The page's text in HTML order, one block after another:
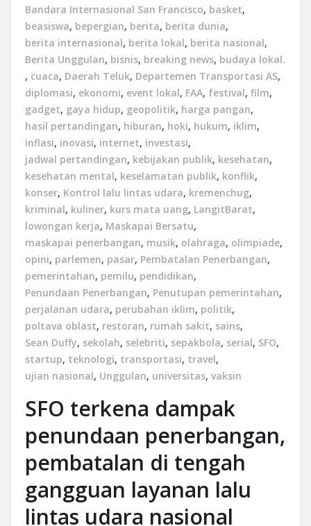
Bandara Internasional San Francisco, basket,
beasiswa, bepergian, berita, berita dunia,
berita internasional, berita lokal, berita nasional,
Berita Unggulan, bisnis, breaking news, budaya lokal.
, cuaca, Daerah Teluk, Departemen Transportasi AS,
diplomasi, ekonomi, event lokal, FAA, festival, film,
gadget, gaya hidup, geopolitik, harga pangan,
hasil pertandingan, hiburan, hoki, hukum, iklim,
inflasi, inovasi, internet, investasi,
jadwal pertandingan, kebijakan publik, kesehatan,
kesehatan mental, keselamatan publik, konflik,
konser, Kontrol lalu lintas udara, kremenchug,
kriminal, kuliner, kurs mata uang, LangitBarat,
lowongan kerja, Maskapai Bersatu,
maskapai penerbangan, musik, olahraga, olimpiade,
opini, parlemen, pasar, Pembatalan Penerbangan,
pemerintahan, pemilu, pendidikan,
Penundaan Penerbangan, Penutupan pemerintahan,
perjalanan udara, perubahan iklim, politik,
poltava oblast, restoran, rumah sakit, sains,
Sean Duffy, sekolah, selebriti, sepakbola, serial, SFO,
startup, teknologi, transportasi, travel,
ujian nasional, Unggulan, universitas, vaksin
SFO terkena dampak
penundaan penerbangan,
pembatalan di tengah
gangguan layanan lalu
lintas udara nasional